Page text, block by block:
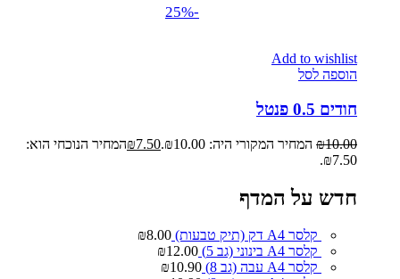
-25%
Add to wishlist
הוספה לסל
חודים 0.5 פנטל
₪10.00 המחיר המקורי היה: ₪10.00. ₪7.50
המחיר הנוכחי הוא:
₪7.50.
חדש על המדף
קלסר A4 דק (תיק טבעות) ₪8.00
קלסר A4 בינוני (גב 5)
₪12.00
קלסר A4 עבה (גב 8)
₪10.90